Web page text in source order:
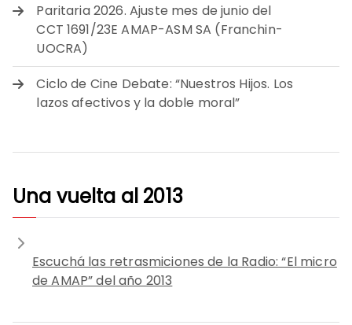
Paritaria 2026. Ajuste mes de junio del
CCT 1691/23E AMAP-ASM SA (Franchin-
UOCRA)
Ciclo de Cine Debate: “Nuestros Hijos. Los
lazos afectivos y la doble moral”
Una vuelta al 2013
Escuchá las retrasmiciones de la Radio: “El micro
de AMAP” del año 2013